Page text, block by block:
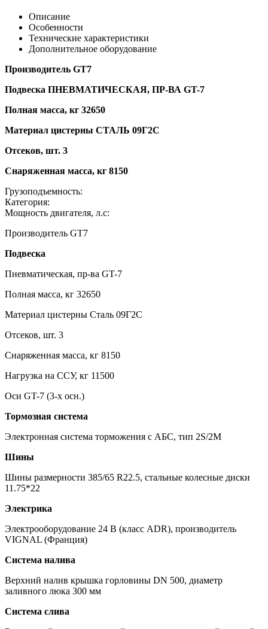
Описание
Особенности
Технические характеристики
Дополнительное оборудование
Производитель GT7
Подвеска ПНЕВМАТИЧЕСКАЯ, ПР-ВА GT-7
Полная масса, кг 32650
Материал цистерны СТАЛЬ 09Г2С
Отсеков, шт. 3
Снаряженная масса, кг 8150
Грузоподъемность:
Категория:
Мощность двигателя, л.с:
Производитель GT7
Подвеска
Пневматическая, пр-ва GT-7
Полная масса, кг 32650
Материал цистерны Сталь 09Г2С
Отсеков, шт. 3
Снаряженная масса, кг 8150
Нагрузка на ССУ, кг 11500
Оси GT-7 (3-х осн.)
Тормозная система
Электронная система торможения c АБС, тип 2S/2M
Шины
Шины размерности 385/65 R22.5, стальные колесные диски
11.75*22
Электрика
Электрооборудование 24 В (класс ADR), производитель
VIGNAL (Франция)
Система налива
Верхний налив крышка горловины DN 500, диаметр
заливного люка 300 мм
Система слива